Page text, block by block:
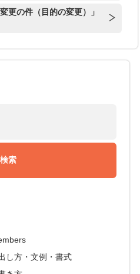
更の件（目的の変更）」
し方・文例・書式